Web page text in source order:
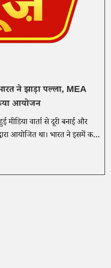
ने झाड़ा पल्ला, MEA
आयोजन
वार्ता से दूरी बनाई और
आयोजित था। भारत ने इसमें कही